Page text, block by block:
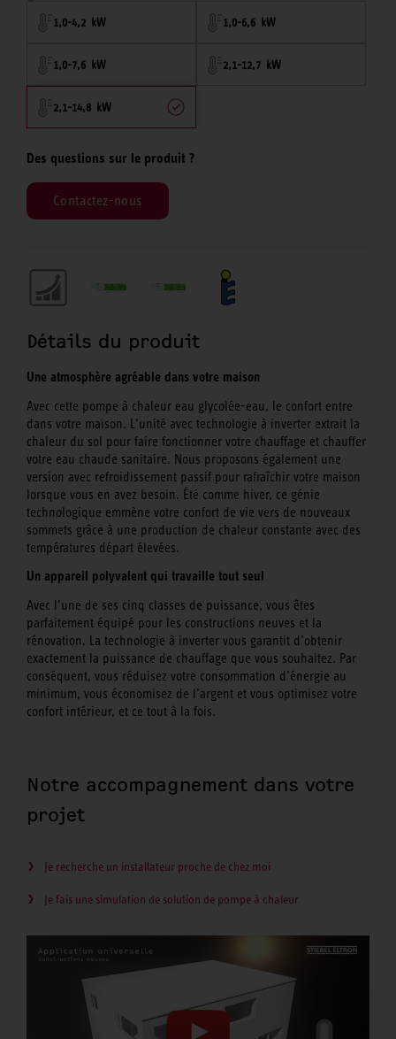
1,0-4,2 kW 1,0-6,6 kW
1,0-7,6 kW 2,1-12,7 kW
2,1-14,8 kW
Des questions sur le produit ?
Contactez-nous
Détails du produit
Une atmosphère agréable dans votre maison
Avec cette pompe à chaleur eau glycolée-eau, le confort entre
dans votre maison. L’unité avec technologie à inverter extrait la
chaleur du sol pour faire fonctionner votre chauffage et chauffer
votre eau chaude sanitaire. Nous proposons également une
version avec refroidissement passif pour rafraîchir votre maison
lorsque vous en avez besoin. Été comme hiver, ce génie
technologique emmène votre confort de vie vers de nouveaux
sommets grâce à une production de chaleur constante avec des
températures départ élevées.
Un appareil polyvalent qui travaille tout seul
Avec l’une de ses cinq classes de puissance, vous êtes
parfaitement équipé pour les constructions neuves et la
rénovation. La technologie à inverter vous garantit d’obtenir
exactement la puissance de chauffage que vous souhaitez. Par
conséquent, vous réduisez votre consommation d’énergie au
minimum, vous économisez de l’argent et vous optimisez votre
confort intérieur, et ce tout à la fois.
Notre accompagnement dans votre
projet
Je recherche un installateur proche de chez moi
Je fais une simulation de solution de pompe à chaleur